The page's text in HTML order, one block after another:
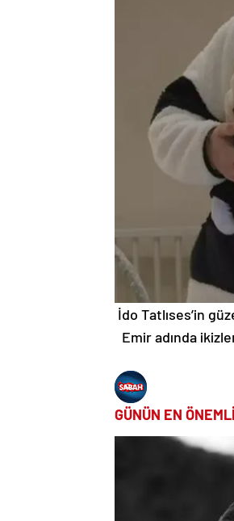
İdo Tatlıses’in
Emir adında
GÜNÜN EN